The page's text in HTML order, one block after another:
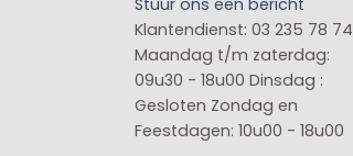
Stuur ons een bericht
Klantendienst: 03 235 78 74
Maandag t/m zaterdag:
09u30 - 18u00 Dinsdag :
Gesloten Zondag en
Feestdagen: 10u00 - 18u00